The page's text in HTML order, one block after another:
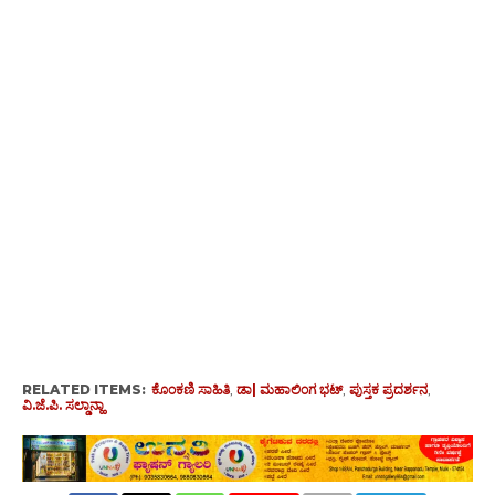
RELATED ITEMS: ಕೊಂಕಣಿ ಸಾಹಿತಿ, ಡಾ| ಮಹಾಲಿಂಗ ಭಟ್, ಪುಸ್ತಕ ಪ್ರದರ್ಶನ,
ವಿ.ಜೆ.ಪಿ. ಸಲ್ಡಾನ್ಹಾ